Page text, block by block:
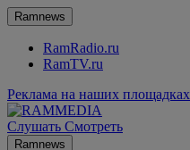
Ramnews
RamRadio.ru
RamTV.ru
Реклама на наших площадках
Слушать Смотреть
Ramnews